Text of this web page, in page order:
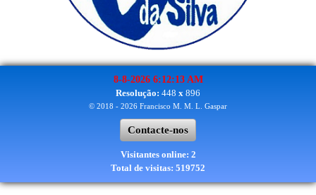
8-8-2026 6:12:13 AM
Resolução: 448 x 896
© 2018 - 2026 Francisco M. M. L. Gaspar
Contacte-nos
Visitantes online: 2
Total de visitas: 519752